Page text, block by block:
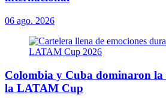
06 ago. 2026
Colombia y Cuba dominaron la
la LATAM Cup